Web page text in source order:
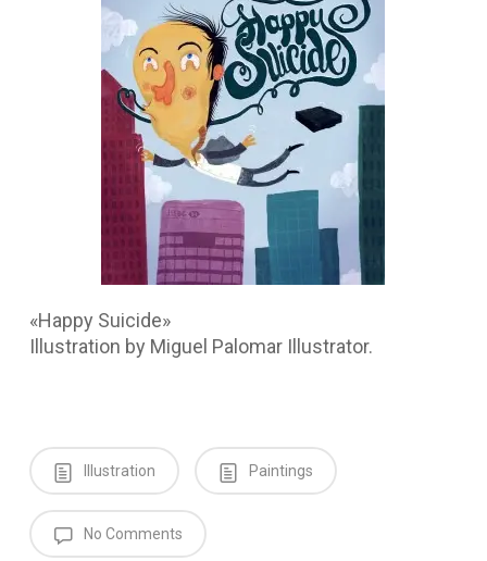
«Happy Suicide»
Illustration by Miguel Palomar Illustrator.
Illustration Paintings
No Comments